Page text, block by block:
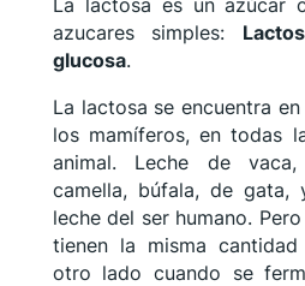
azucares simples:
glucosa.
La lactosa se encuentra
los mamíferos, en todas
animal. Leche de
camella, búfala, de
leche del ser humano.
tienen la misma
otro lado cuando se